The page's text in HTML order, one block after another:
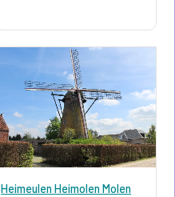
Heimeulen Heimolen Molen